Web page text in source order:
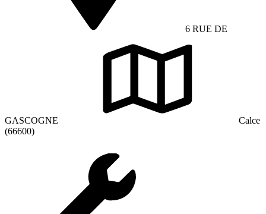
6 RUE DE
GASCOGNE
Calce
(66600)